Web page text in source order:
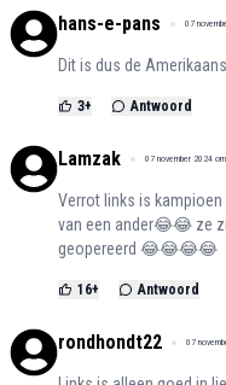
hans-e-pans 07
Dit is dus de
3+ Antwoord
Lamzak 07 november 2024
Verrot links is
van een ander😂😂 ze
geopereerd 😂😂😂😂
16+ Antwoord
rondhondt22 07